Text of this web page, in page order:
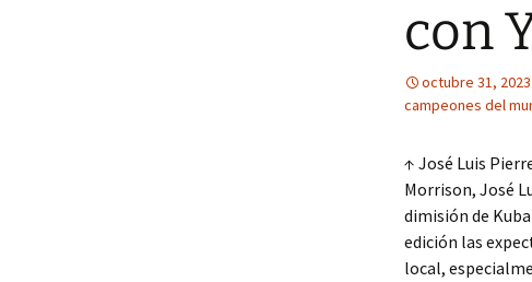
con
octubre 31, 2023
campeones del
↑ José Luis
Morrison, José
dimisión de
edición las
local,